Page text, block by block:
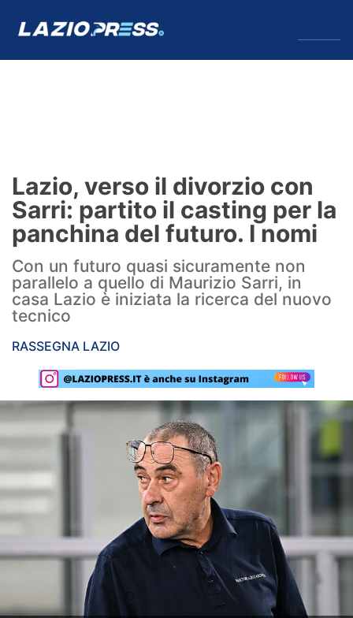
Formello
Infortuni
Primavera
Calciomercato
Lazio Women
Rassegna Lazio
Social
Serie A
Champions League
Europa League
Lazio, verso il divorzio con
Sarri: partito il casting per la
panchina del futuro. I nomi
Con un futuro quasi sicuramente non
parallelo a quello di Maurizio Sarri, in
casa Lazio è iniziata la ricerca del nuovo
tecnico
RASSEGNA LAZIO